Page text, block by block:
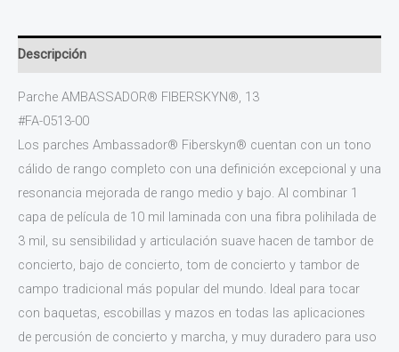
Descripción
Parche AMBASSADOR® FIBERSKYN®, 13
#FA-0513-00
Los parches Ambassador® Fiberskyn® cuentan con un tono
cálido de rango completo con una definición excepcional y una
resonancia mejorada de rango medio y bajo. Al combinar 1
capa de película de 10 mil laminada con una fibra polihilada de
3 mil, su sensibilidad y articulación suave hacen de tambor de
concierto, bajo de concierto, tom de concierto y tambor de
campo tradicional más popular del mundo. Ideal para tocar
con baquetas, escobillas y mazos en todas las aplicaciones
de percusión de concierto y marcha, y muy duradero para uso